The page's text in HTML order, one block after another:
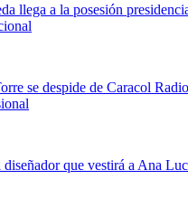
llega a la posesión
se despide de Caracol
diseñador que vestirá a Ana